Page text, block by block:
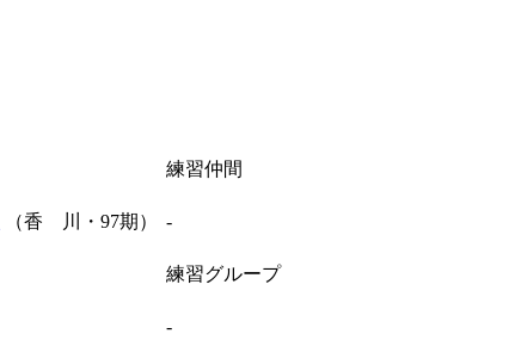
練習仲間
（香 川・97期） -
練習グループ
-